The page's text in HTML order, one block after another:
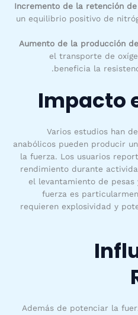
Incremento de la retención
un equilibrio positivo de
Aumento de la producción
el transporte de
beneficia la
Impacto
Varios estudios han
anabólicos pueden producir
la fuerza. Los usuarios
rendimiento durante
el levantamiento de
fuerza es
requieren explosividad y
Además de potenciar la